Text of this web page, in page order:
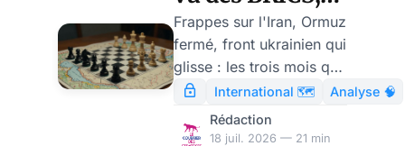
au début d'une
escalade en
Ukraine et en
Iran ?
Frappes sur l'Iran, Ormuz
fermé, front ukrainien qui
glisse : les trois mois qui
viennent, leurs bornes et
leurs pentes. Par Thibault
de Varenne.
International 🗺️
Analyse 🧠
Rédaction
18 juil. 2026 — 21 min